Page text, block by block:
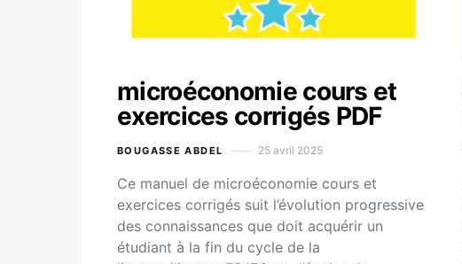
microéconomie cours et
exercices corrigés PDF
BOUGASSE ABDEL 25 avril 2025
Ce manuel de microéconomie cours et
exercices corrigés suit l’évolution progressive
des connaissances que doit acquérir un
étudiant à la fin du cycle de la